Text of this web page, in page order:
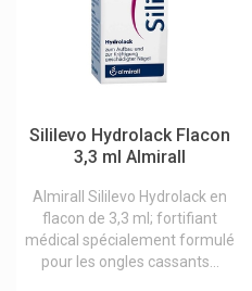
Sililevo Hydrolack Flacon
3,3 ml Almirall
Almirall Sililevo Hydrolack en
flacon de 3,3 ml; fortifiant
médical spécialement formulé
pour les ongles cassants...